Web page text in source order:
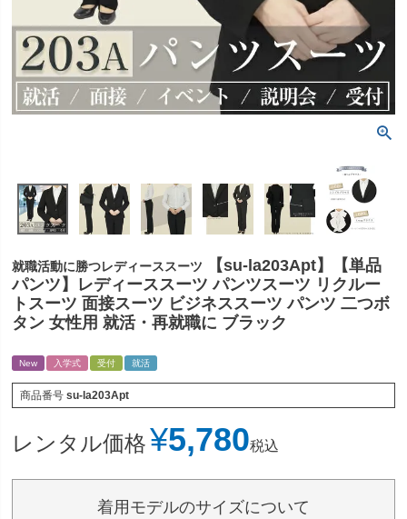
就職活動に勝つレディーススーツ
【su-la203Apt】【単品
パンツ】レディーススーツ パンツスーツ リクルー
トスーツ 面接スーツ ビジネススーツ パンツ 二つボ
タン 女性用 就活・再就職に ブラック
New 入学式 受付 就活
商品番号 su-la203Apt
レンタル価格 ¥5,780税込
着用モデルのサイズについて